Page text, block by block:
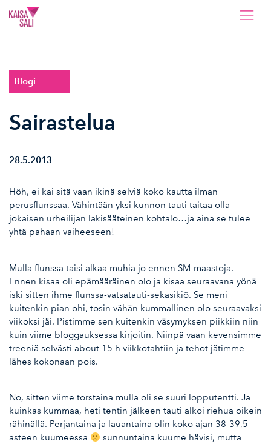
Kaisa Sali
Blogi
Sairastelua
28.5.2013
Höh, ei kai sitä vaan ikinä selviä koko kautta ilman
perusflunssaa. Vähintään yksi kunnon tauti taitaa olla
jokaisen urheilijan lakisääteinen kohtalo…ja aina se tulee
yhtä pahaan vaiheeseen!
Mulla flunssa taisi alkaa muhia jo ennen SM-maastoja.
Ennen kisaa oli epämääräinen olo ja kisaa seuraavana yönä
iski sitten ihme flunssa-vatsatauti-sekasikiö. Se meni
kuitenkin pian ohi, tosin vähän kummallinen olo seuraavaksi
viikoksi jäi. Pistimme sen kuitenkin väsymyksen piikkiin niin
kuin viime bloggauksessa kirjoitin. Niinpä vaan kevensimme
treeniä selvästi about 15 h viikkotahtiin ja tehot jätimme
lähes kokonaan pois.
No, sitten viime torstaina mulla oli se suuri lopputentti. Ja
kuinkas kummaa, heti tentin jälkeen tauti alkoi riehua oikein
rähinällä. Perjantaina ja lauantaina olin koko ajan 38-39,5
asteen kuumeessa
sunnuntaina kuume hävisi, mutta